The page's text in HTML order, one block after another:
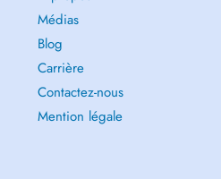
Médias
Blog
Carrière
Contactez-nous
Mention légale